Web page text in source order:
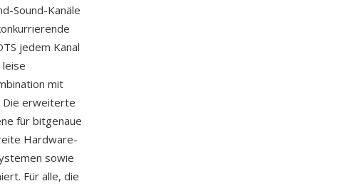
Sound-Kanäle
jedem Kanal
mit
Die erweiterte
für bitgenaue
Hardware-
sowie
Für alle, die